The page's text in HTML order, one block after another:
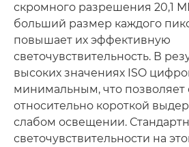
скромного разрешения 20,1
больший размер каждого
повышает их эффективную
светочувствительность. В
высоких значениях ISO
минимальным, что позволяет
относительно короткой
слабом освещении.
светочувствительности на